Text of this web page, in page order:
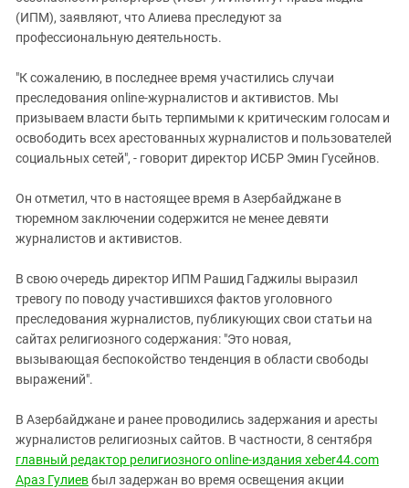
(ИПМ), заявляют, что Алиева преследуют за
профессиональную деятельность.
"К сожалению, в последнее время участились случаи
преследования online-журналистов и активистов. Мы
призываем власти быть терпимыми к критическим голосам и
освободить всех арестованных журналистов и пользователей
социальных сетей", - говорит директор ИСБР Эмин Гусейнов.
Он отметил, что в настоящее время в Азербайджане в
тюремном заключении содержится не менее девяти
журналистов и активистов.
В свою очередь директор ИПМ Рашид Гаджилы выразил
тревогу по поводу участившихся фактов уголовного
преследования журналистов, публикующих свои статьи на
сайтах религиозного содержания: "Это новая,
вызывающая беспокойство тенденция в области свободы
выражений".
В Азербайджане и ранее проводились задержания и аресты
журналистов религиозных сайтов. В частности, 8 сентября
главный редактор религиозного online-издания xeber44.com
Араз Гулиевбыл задержан во время освещения акции